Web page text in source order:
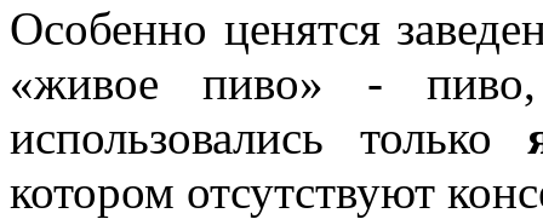
Особенно ценятся
«живое пиво» - пиво,
использовались только
котором отсутствуют